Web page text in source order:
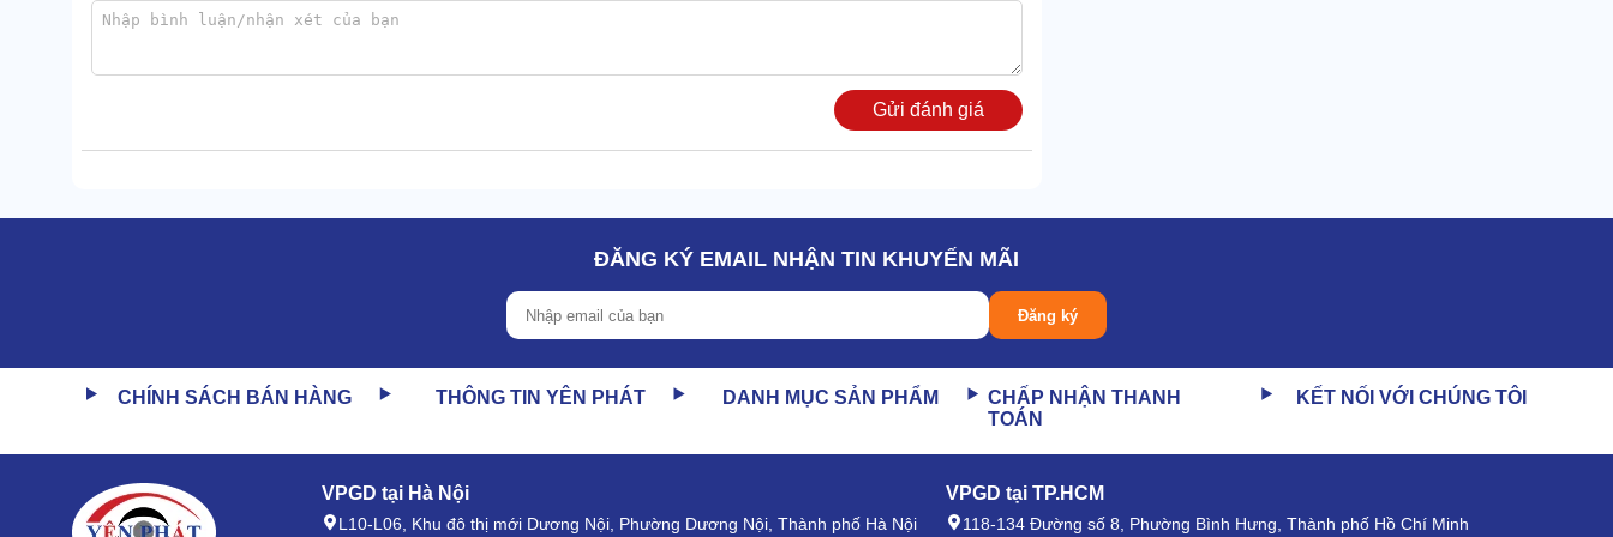
Thiết bị báo động
Bộ phận này sẽ được lắp trực tiếp trên cửa xoay 3 càng và nó sẽ kích hoạt báo động nếu như thiết bị đang có
dấu hiệu bị cạy lắp hoặc tháo dỡ. Điều này sẽ cảnh báo cho bảo vệ, đảm bảo an ninh cho tòa nhà.
Hệ thống đèn led là bộ phận có vai trò điều hướng và chỉ đường đi cho người dùng.
Ưu điểm nổi bật của cổng xoay 3 càng Tripod Turnstile TC-S706H
Gửi đánh giá
ĐĂNG KÝ EMAIL NHẬN TIN KHUYẾN MÃI
Đăng ký
CHÍNH SÁCH BÁN HÀNG THÔNG TIN YÊN PHÁT DANH MỤC SẢN PHẨM
CHẤP NHẬN THANH
TOÁN
KẾT NỐI VỚI CHÚNG TÔI
VPGD tại Hà Nội
L10-L06, Khu đô thị mới Dương Nội, Phường Dương Nội, Thành phố Hà Nội
VPGD tại TP.HCM
118-134 Đường số 8, Phường Bình Hưng, Thành phố Hồ Chí Minh